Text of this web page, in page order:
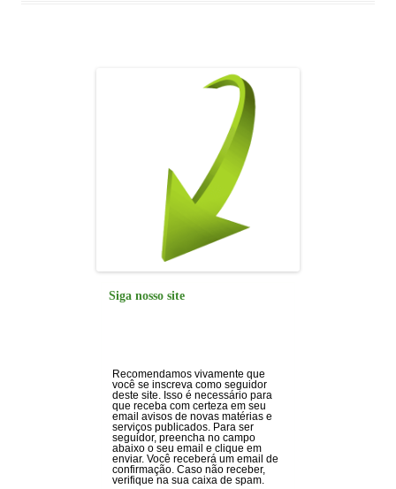
Siga nosso site
Recomendamos vivamente que
você se inscreva como seguidor
deste site. Isso é necessário para
que receba com certeza em seu
email avisos de novas matérias e
serviços publicados. Para ser
seguidor, preencha no campo
abaixo o seu email e clique em
enviar. Você receberá um email de
confirmação. Caso não receber,
verifique na sua caixa de spam.